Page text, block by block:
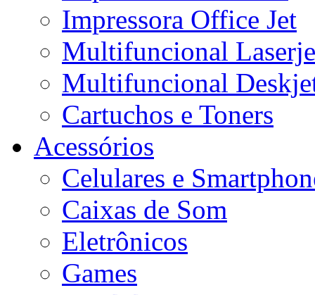
Impressora Office Jet
Multifuncional
Multifuncional
Cartuchos e Toners
Acessórios
Celulares e
Caixas de Som
Eletrônicos
Games